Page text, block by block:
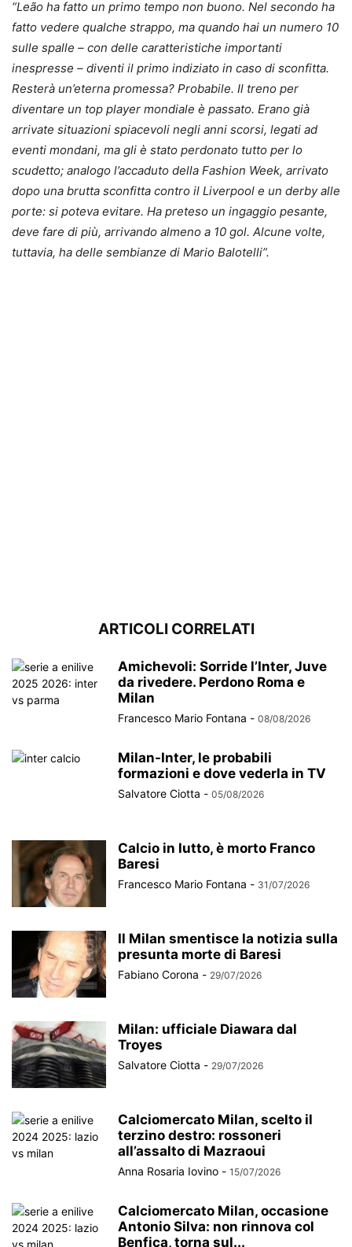
“Leão ha fatto un primo tempo non buono. Nel secondo ha
fatto vedere qualche strappo, ma quando hai un numero 10
sulle spalle – con delle caratteristiche importanti
inespresse – diventi il primo indiziato in caso di sconfitta.
Resterà un’eterna promessa? Probabile. Il treno per
diventare un top player mondiale è passato. Erano già
arrivate situazioni spiacevoli negli anni scorsi, legati ad
eventi mondani, ma gli è stato perdonato tutto per lo
scudetto; analogo l’accaduto della Fashion Week, arrivato
dopo una brutta sconfitta contro il Liverpool e un derby alle
porte: si poteva evitare. Ha preteso un ingaggio pesante,
deve fare di più, arrivando almeno a 10 gol. Alcune volte,
tuttavia, ha delle sembianze di Mario Balotelli”.
ARTICOLI CORRELATI
Amichevoli: Sorride l’Inter, Juve
da rivedere. Perdono Roma e
Milan
Francesco Mario Fontana - 08/08/2026
Milan-Inter, le probabili
formazioni e dove vederla in TV
Salvatore Ciotta - 05/08/2026
Calcio in lutto, è morto Franco
Baresi
Francesco Mario Fontana - 31/07/2026
Il Milan smentisce la notizia sulla
presunta morte di Baresi
Fabiano Corona - 29/07/2026
Milan: ufficiale Diawara dal
Troyes
Salvatore Ciotta - 29/07/2026
Calciomercato Milan, scelto il
terzino destro: rossoneri
all’assalto di Mazraoui
Anna Rosaria Iovino - 15/07/2026
Calciomercato Milan, occasione
Antonio Silva: non rinnova col
Benfica, torna sul...